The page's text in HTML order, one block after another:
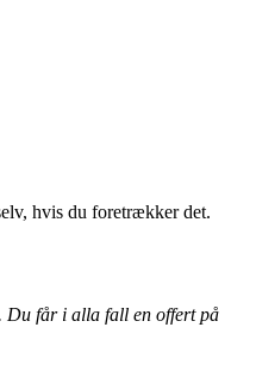
hvis du foretrækker det.
Du får i alla fall en offert på